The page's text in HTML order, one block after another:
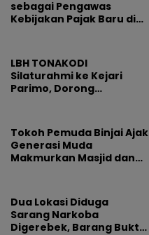
sebagai Pengawas
Kebijakan Pajak Baru di
LBH TONAKODI
Silaturahmi ke Kejari
Parimo, Dorong
Tokoh Pemuda Binjai Ajak
Generasi Muda
Makmurkan Masjid dan
Mengaji
Dua Lokasi Diduga
Sarang Narkoba
Digerebek, Barang Bukti